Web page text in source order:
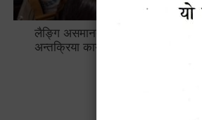
लैङ्गि असमानताका विबिध पक्षहरु विषयक
अन्तक्रिया कार्यक्रम